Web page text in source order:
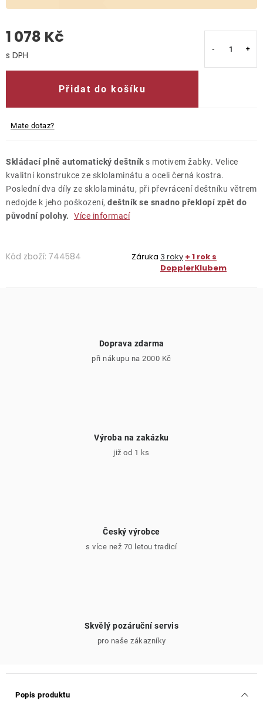
1 078 Kč
Přidat do košíku
Mate dotaz?
Skládací plně automatický deštník s motivem žabky. Velice
kvalitní konstrukce ze sklolaminátu a oceli černá kostra.
Poslední dva díly ze sklolaminátu, při převrácení deštníku větrem
nedojde k jeho poškození, deštník se snadno překlopí zpět do
původní polohy.
Více informací
Kód zboží: 744584 Záruka 3 roky + 1 rok s
DopplerKlubem
Doprava zdarma
při nákupu na 2000 Kč
Výroba na zakázku
již od 1 ks
Český výrobce
s více než 70 letou tradicí
Skvělý pozáruční servis
pro naše zákazníky
Popis produktu